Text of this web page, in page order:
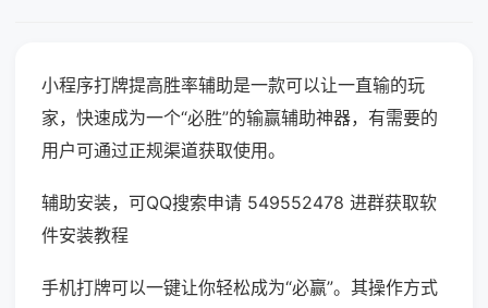
小程序打牌提高胜率辅助是一款可以让一直输的玩
家，快速成为一个“必胜”的输赢辅助神器，有需要的
用户可通过正规渠道获取使用。
辅助安装，可QQ搜索申请 549552478 进群获取软
件安装教程
手机打牌可以一键让你轻松成为“必赢”。其操作方式